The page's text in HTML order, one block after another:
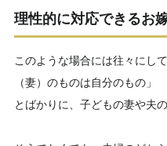
理性的に対応できるお
このような場合には往々にし
（妻）のものは自分のもの」
とばかりに、子どもの妻や夫